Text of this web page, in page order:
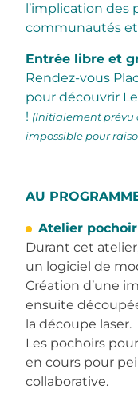
l’implication des
communautés et
Entrée libre et
Rendez-vous
pour découvrir
! (Initialement prévu
impossible pour
AU
Atelier
Durant cet
un logiciel de
Création d’une
ensuite
la découpe laser.
Les pochoirs
en cours pour
collaborative.